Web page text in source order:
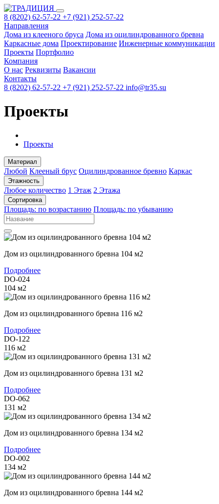
8 (8202) 62-57-22 +7 (921) 252-57-22
Направления
Дома из клееного бруса Дома из оцилиндрованного бревна
Каркасные дома Проектирование Инженерные коммуникации
Проекты Портфолио
Компания
О нас Реквизиты Вакансии
Контакты
8 (8202) 62-57-22 +7 (921) 252-57-22 info@tr35.su
Проекты
Проекты
Материал
Любой Клееный брус Оцилиндрованное бревно Каркас
Этажность
Любое количество 1 Этаж 2 Этажа
Сортировка
Площадь: по возрастанию Площадь: по убыванию
Дом из оцилиндрованного бревна 104 м2
Подробнее
DO-024
104 м2
Дом из оцилиндрованного бревна 116 м2
Подробнее
DO-122
116 м2
Дом из оцилиндрованного бревна 131 м2
Подробнее
DO-062
131 м2
Дом из оцилиндрованного бревна 134 м2
Подробнее
DO-002
134 м2
Дом из оцилиндрованного бревна 144 м2